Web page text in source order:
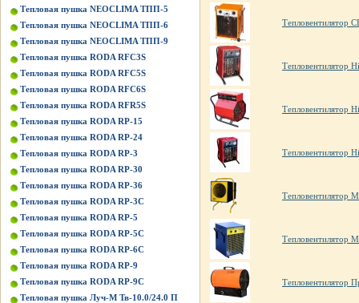
Тепловая пушка NEOCLIMA ТПП-5
Тепловая пушка NEOCLIMA ТПП-6
Тепловая пушка NEOCLIMA ТПП-9
Тепловая пушка RODA RFC3S
Тепловая пушка RODA RFC5S
Тепловая пушка RODA RFC6S
Тепловая пушка RODA RFR5S
Тепловая пушка RODA RP-15
Тепловая пушка RODA RP-24
Тепловая пушка RODA RP-3
Тепловая пушка RODA RP-30
Тепловая пушка RODA RP-36
Тепловая пушка RODA RP-3C
Тепловая пушка RODA RP-5
Тепловая пушка RODA RP-5C
Тепловая пушка RODA RP-6C
Тепловая пушка RODA RP-9
Тепловая пушка RODA RP-9C
Тепловая пушка Луч-М Тв-10.0/24.0 П
Тепловентилятор
Тепловентилятор
Тепловентилятор
Тепловентилятор
Тепловентилятор
Тепловентилятор
Тепловентилятор